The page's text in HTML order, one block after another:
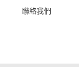
聯絡我們